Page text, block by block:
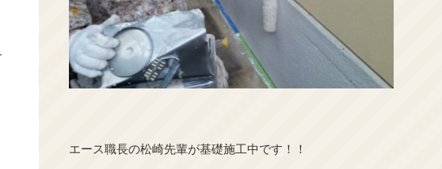
エース職長の松崎先輩が基礎施工中です！！